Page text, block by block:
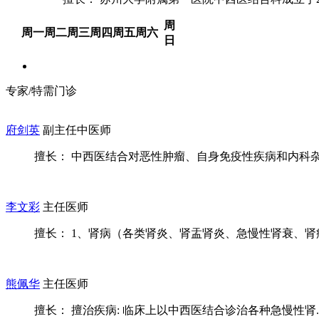
周一周二周三周四 周五周六
周
日
专家/特需门诊
府剑英 副主任中医师
擅长： 中西医结合对恶性肿瘤、自身免疫性疾病和内科杂
李文彩 主任医师
擅长： 1、肾病（各类肾炎、肾盂肾炎、急慢性肾衰、肾
熊佩华 主任医师
擅长： 擅治疾病: 临床上以中西医结合诊治各种急慢性肾